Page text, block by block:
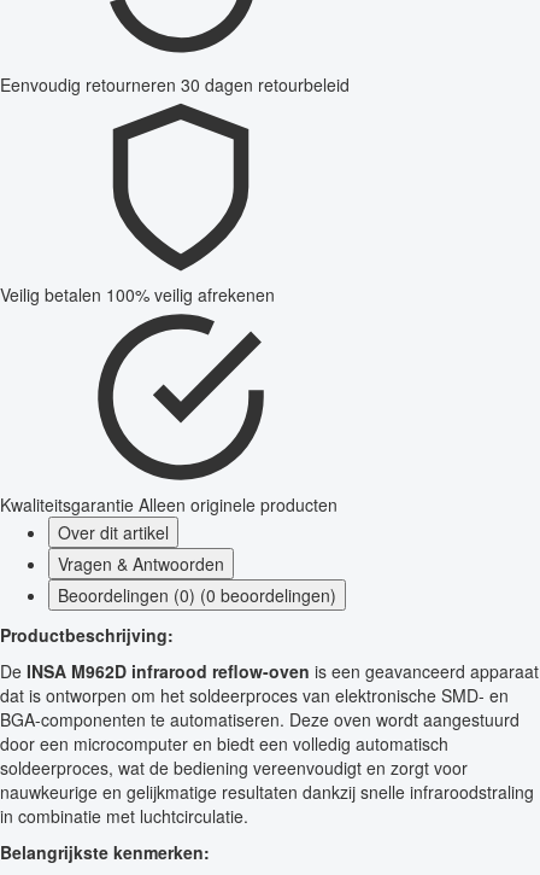
Eenvoudig retourneren 30 dagen retourbeleid
Veilig betalen 100% veilig afrekenen
Kwaliteitsgarantie Alleen originele producten
Over dit artikel
Vragen & Antwoorden
Beoordelingen (0) (0 beoordelingen)
Productbeschrijving:
De INSA M962D infrarood reflow-oven is een geavanceerd apparaat
dat is ontworpen om het soldeerproces van elektronische SMD- en
BGA-componenten te automatiseren. Deze oven wordt aangestuurd
door een microcomputer en biedt een volledig automatisch
soldeerproces, wat de bediening vereenvoudigt en zorgt voor
nauwkeurige en gelijkmatige resultaten dankzij snelle infraroodstraling
in combinatie met luchtcirculatie.
Belangrijkste kenmerken: